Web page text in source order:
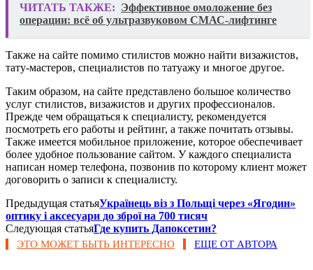
ЧИТАТЬ ТАКЖЕ: Эффективное омоложение без
операции: всё об ультразвуковом СМАС-лифтинге
Также на сайте помимо стилистов можно найти визажистов,
тату-мастеров, специалистов по татуажу и многое другое.
Таким образом, на сайте представлено большое количество
услуг стилистов, визажистов и других профессионалов.
Прежде чем обращаться к специалисту, рекомендуется
посмотреть его работы и рейтинг, а также почитать отзывы.
Также имеется мобильное приложение, которое обеспечивает
более удобное пользование сайтом. У каждого специалиста
написан номер телефона, позвонив по которому клиент может
договорить о записи к специалисту.
Предыдущая статьяУкраїнець віз з Польщі через «Ягодин»
оптику і аксесуари до зброї на 700 тисяч
Следующая статьяГде купить Дапоксетин?
ЭТО МОЖЕТ БЫТЬ ИНТЕРЕСНО ЕЩЕ ОТ АВТОРА